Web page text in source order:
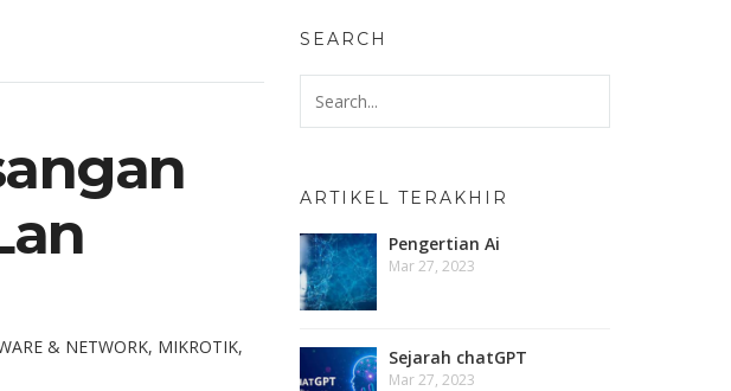
& NETWORK, MIKROTIK,
SEARCH
ARTIKEL TERAKHIR
Pengertian Ai
Mar 27, 2023
Sejarah chatGPT
Mar 27, 2023